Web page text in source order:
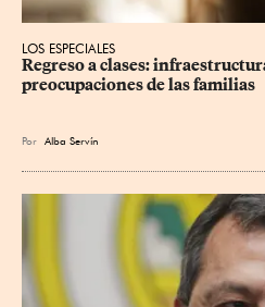
LOS ESPECIALES
Regreso a clases:
preocupaciones de las familias
Por Alba Servín